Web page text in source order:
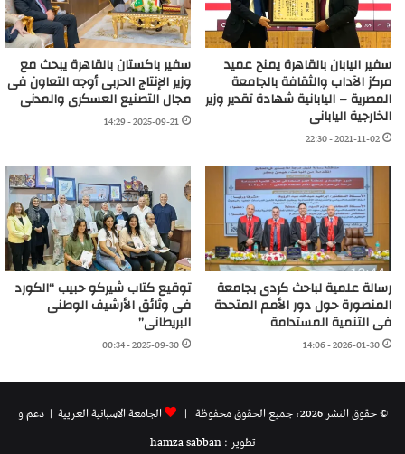
سفير اليابان بالقاهرة يمنح عميد
مركز الآداب والثقافة بالجامعة
المصرية – اليابانية شهادة تقدير وزير
الخارجية اليابانى
2021-11-02 - 22:30
سفير باكستان بالقاهرة يبحث مع
وزير الإنتاج الحربى أوجه التعاون فى
مجال التصنيع العسكرى والمدنى
2025-09-21 - 14:29
رسالة علمية لباحث كردى بجامعة
المنصورة حول دور الأمم المتحدة
فى التنمية المستدامة
2026-01-30 - 14:06
توقيع كتاب شيركو حبيب “الكورد
فى وثائق الأرشيف الوطنى
البريطانى”
2025-09-30 - 00:34
© حقوق النشر 2026، جميع الحقوق محفوظة | الجامعة الاسبانية العريية | دعم و
تطوير : hamza sabban